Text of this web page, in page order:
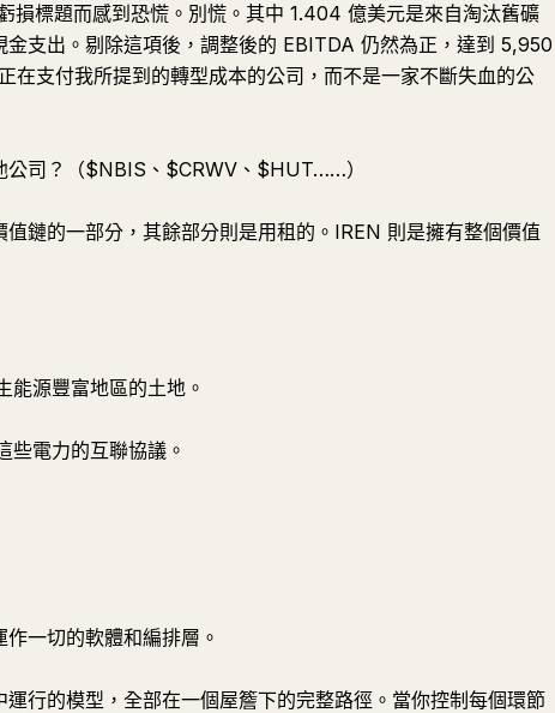
損標題而感到恐慌。別慌。其中 1.404 億美元是來自淘汰舊礦
支出。剔除這項後，調整後的 EBITDA 仍然為正，達到 5,950
在支付我所提到的轉型成本的公司，而不是一家不斷失血的公
公司？（$NBIS、$CRWV、$HUT……）
鏈的一部分，其餘部分則是用租的。IREN 則是擁有整個價值
源豐富地區的土地。
電力的互聯協議。
一切的軟體和編排層。
行的模型，全部在一個屋簷下的完整路徑。當你控制每個環節